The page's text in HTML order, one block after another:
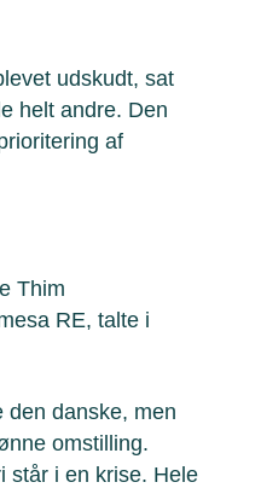
udskudt, sat
helt andre. Den
af
Thim
RE, talte i
den danske, men
omstilling.
står i en krise. Hele